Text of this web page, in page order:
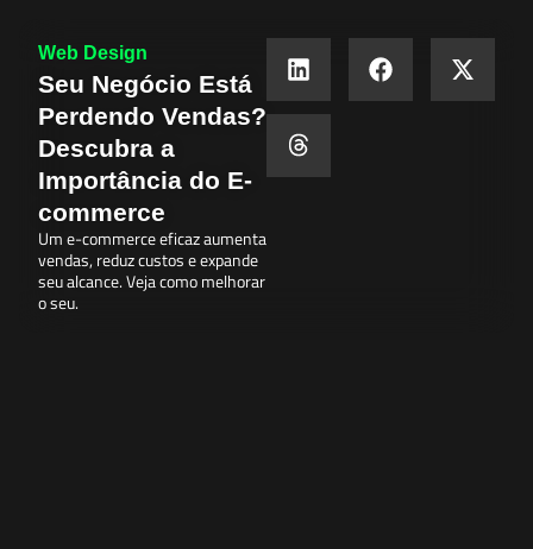
Web Design
Seu Negócio Está
Perdendo Vendas?
Descubra a
Importância do E-
commerce
Um e-commerce eficaz aumenta
vendas, reduz custos e expande
seu alcance. Veja como melhorar
o seu.